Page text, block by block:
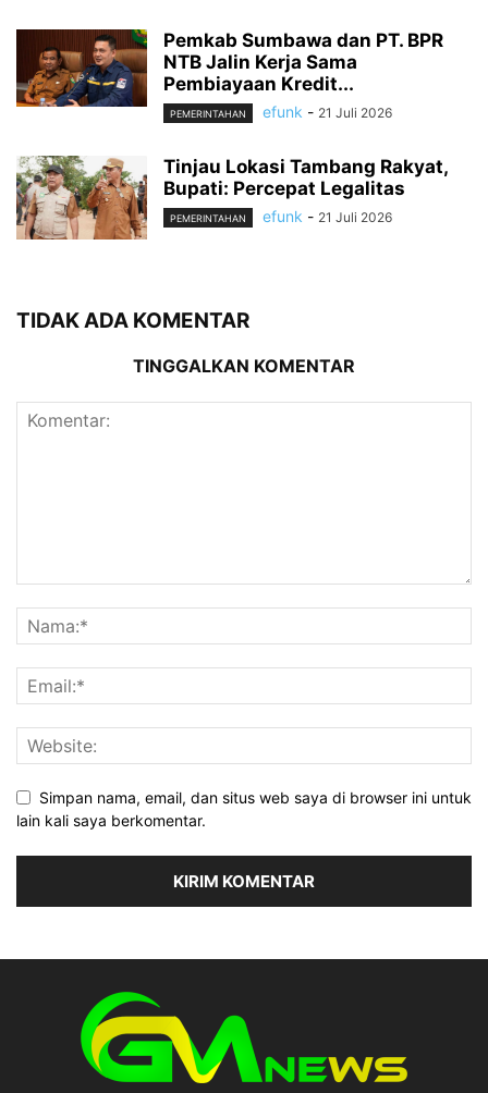
Pemkab Sumbawa dan PT. BPR
NTB Jalin Kerja Sama
Pembiayaan Kredit...
PEMERINTAHAN efunk - 21 Juli 2026
Tinjau Lokasi Tambang Rakyat,
Bupati: Percepat Legalitas
PEMERINTAHAN efunk - 21 Juli 2026
TIDAK ADA KOMENTAR
TINGGALKAN KOMENTAR
Simpan nama, email, dan situs web saya di browser ini untuk
lain kali saya berkomentar.